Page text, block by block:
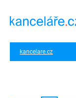
kancelare.cz